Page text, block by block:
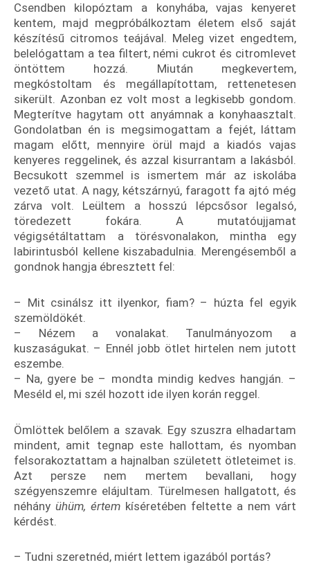
Csendben kilopóztam a konyhába, vajas kenyeret
kentem, majd megpróbálkoztam életem első saját
készítésű citromos teájával. Meleg vizet engedtem,
belelógattam a tea filtert, némi cukrot és citromlevet
öntöttem hozzá. Miután megkevertem,
megkóstoltam és megállapítottam, rettenetesen
sikerült. Azonban ez volt most a legkisebb gondom.
Megterítve hagytam ott anyámnak a konyhaasztalt.
Gondolatban én is megsimogattam a fejét, láttam
magam előtt, mennyire örül majd a kiadós vajas
kenyeres reggelinek, és azzal kisurrantam a lakásból.
Becsukott szemmel is ismertem már az iskolába
vezető utat. A nagy, kétszárnyú, faragott fa ajtó még
zárva volt. Leültem a hosszú lépcsősor legalsó,
töredezett fokára. A mutatóujjamat
végigsétáltattam a törésvonalakon, mintha egy
labirintusból kellene kiszabadulnia. Merengésemből a
gondnok hangja ébresztett fel:
– Mit csinálsz itt ilyenkor, fiam? – húzta fel egyik
szemöldökét.
– Nézem a vonalakat. Tanulmányozom a
kuszaságukat. – Ennél jobb ötlet hirtelen nem jutott
eszembe.
– Na, gyere be – mondta mindig kedves hangján. –
Meséld el, mi szél hozott ide ilyen korán reggel.
Ömlöttek belőlem a szavak. Egy szuszra elhadartam
mindent, amit tegnap este hallottam, és nyomban
felsorakoztattam a hajnalban született ötleteimet is.
Azt persze nem mertem bevallani, hogy
szégyenszemre elájultam. Türelmesen hallgatott, és
néhány ühüm, értem kíséretében feltette a nem várt
kérdést.
– Tudni szeretnéd, miért lettem igazából portás?